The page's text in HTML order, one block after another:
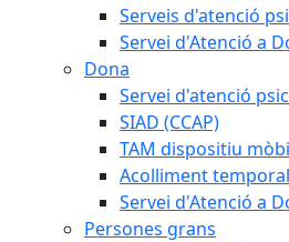
Serveis d'atenció
Servei d'Atenció a
Dona
Servei d'atenció
SIAD (CCAP)
TAM dispositiu
Acolliment
Servei d'Atenció a
Persones grans